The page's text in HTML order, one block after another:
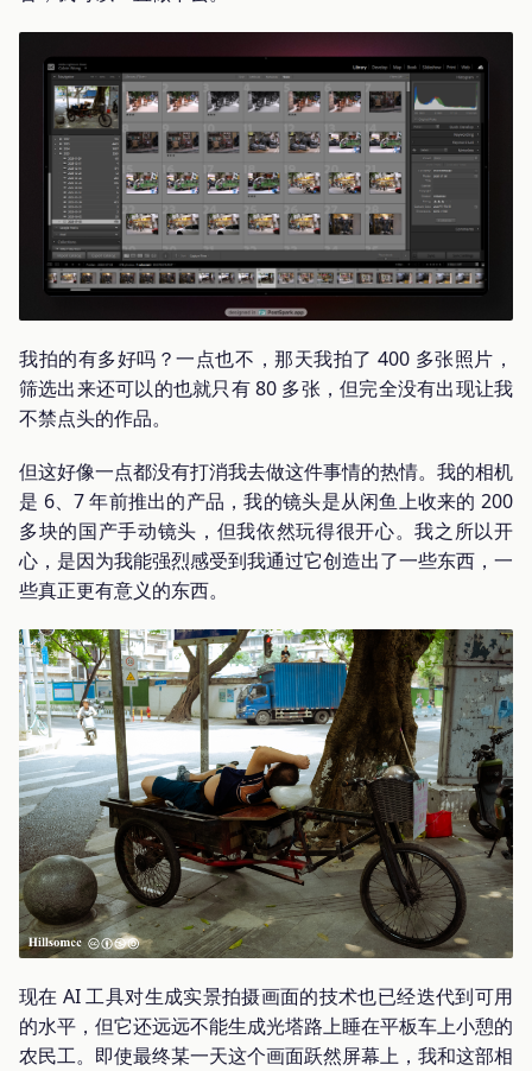
我拍的有多好吗？一点也不，那天我拍了 400 多张照片，
筛选出来还可以的也就只有 80 多张，但完全没有出现让我
不禁点头的作品。
但这好像一点都没有打消我去做这件事情的热情。我的相机
是 6、7 年前推出的产品，我的镜头是从闲鱼上收来的 200
多块的国产手动镜头，但我依然玩得很开心。我之所以开
心，是因为我能强烈感受到我通过它创造出了一些东西，一
些真正更有意义的东西。
现在 AI 工具对生成实景拍摄画面的技术也已经迭代到可用
的水平，但它还远远不能生成光塔路上睡在平板车上小憩的
农民工。即使最终某一天这个画面跃然屏幕上，我和这部相